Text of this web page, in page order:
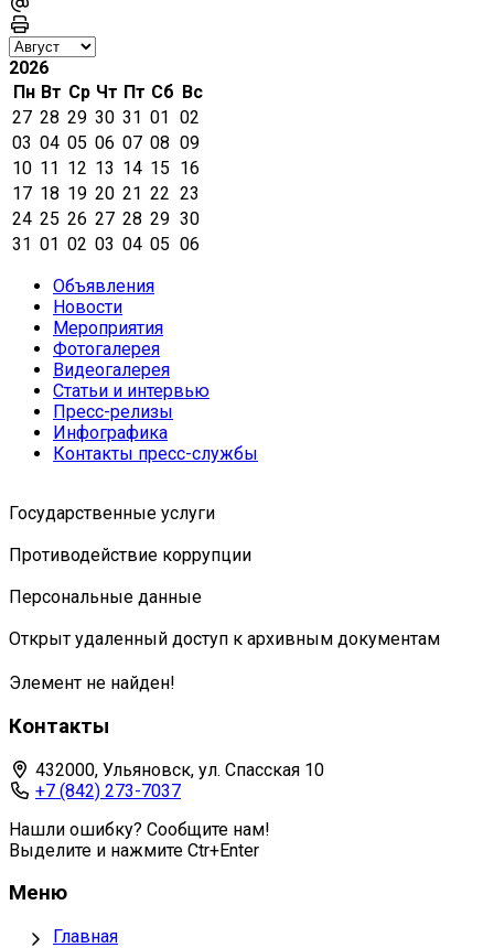
2026
Пн Вт Ср Чт Пт Сб Вс
27 28 29 30 31 01 02
03 04 05 06 07 08 09
10 11 12 13 14 15 16
17 18 19 20 21 22 23
24 25 26 27 28 29 30
31 01 02 03 04 05 06
Объявления
Новости
Мероприятия
Фотогалерея
Видеогалерея
Статьи и интервью
Пресс-релизы
Инфографика
Контакты пресс-службы
Государственные услуги
Противодействие коррупции
Персональные данные
Открыт удаленный доступ к архивным документам
Элемент не найден!
Контакты
432000, Ульяновск, ул. Спасская 10
+7 (842) 273-7037
Нашли ошибку? Сообщите нам!
Выделите и нажмите Ctr+Enter
Меню
Главная